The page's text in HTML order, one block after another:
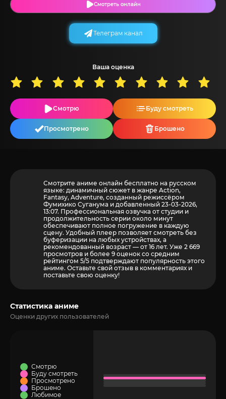
Смотреть онлайн
Ваша оценка
Смотрю Буду смотреть
Просмотрено Брошено
Телеграм канал
Смотрите аниме онлайн бесплатно на русском
языке: динамичный сюжет в жанре Action,
Fantasy, Adventure, созданный режиссёром
Фумихико Суганума и добавленный 23-03-2026,
13:07. Профессиональная озвучка от студии и
продолжительность серии около минут
обеспечивают полное погружение в каждую
сцену. Удобный плеер позволяет смотреть без
буферизации на любых устройствах, а
рекомендованный возраст — от 16 лет. Уже 2 669
просмотров и более 9 оценок со средним
рейтингом 5/5 подтверждают популярность этого
аниме. Оставьте свой отзыв в комментариях и
поставьте свою оценку!
Статистика аниме
Оценки других пользователей
Смотрю
Буду смотреть
Просмотрено
Брошено
Любимое